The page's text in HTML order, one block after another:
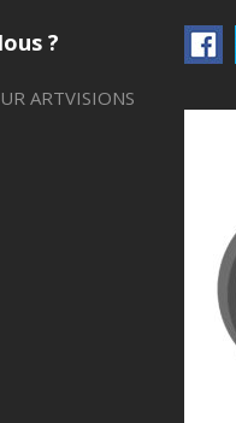
?
ARTVISIONS